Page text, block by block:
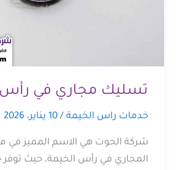
تسليك مجاري في رأس
خدمات راس الخيمة/10 يناير، 2026
شركة الحوت هي الاسم المميز في
المجاري في رأس الخيمة، حيث